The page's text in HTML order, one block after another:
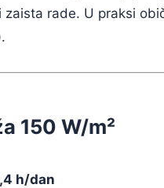
rade. U praksi
150 W/m²
h/dan